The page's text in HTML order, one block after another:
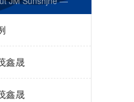
鑫晟
鑫晟